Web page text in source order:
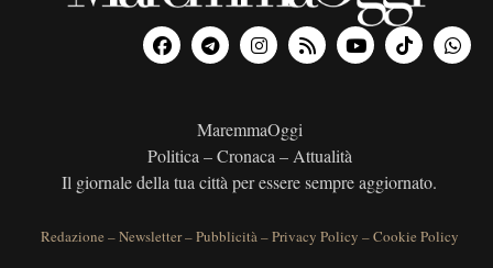
MaremmaOggi
Politica – Cronaca – Attualità
Il giornale della tua città per essere sempre aggiornato.
Redazione –Newsletter–Pubblicità–Privacy Policy –Cookie Policy